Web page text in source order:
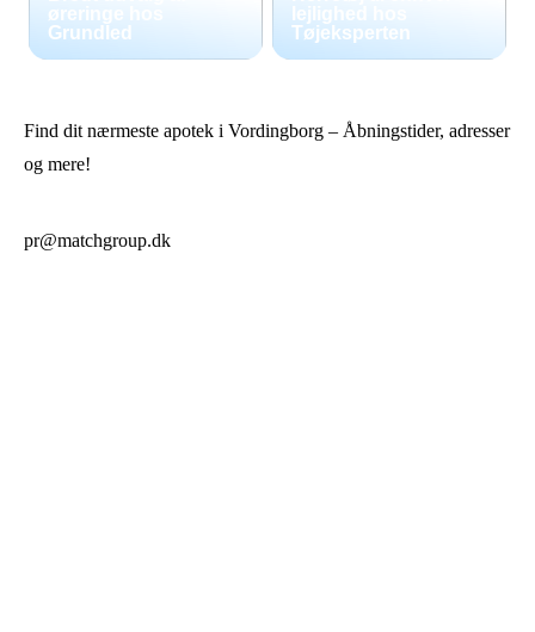
øreringe hos
Grundled
lejlighed hos
Tøjeksperten
Find dit nærmeste apotek i Vordingborg – Åbningstider, adresser
og mere!
pr@matchgroup.dk